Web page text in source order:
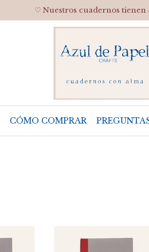
♡ Nuestros cuadernos tienen
CÓMO COMPRAR